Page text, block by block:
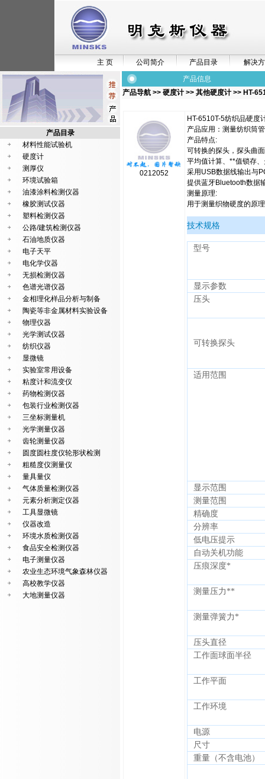
主 页 公司简介 产品目录 解决
产品目录
材料性能试验机
硬度计
测厚仪
环境试验箱
油漆涂料检测仪器
橡胶测试仪器
塑料检测仪器
公路/建筑检测仪器
石油地质仪器
电子天平
电化学仪器
无损检测仪器
色谱光谱仪器
金相理化样品分析与制备
陶瓷等非金属材料实验设备
物理仪器
光学测试仪器
纺织仪器
显微镜
实验室常用设备
粘度计和流变仪
药物检测仪器
包装行业检测仪器
三坐标测量机
光学测量仪器
齿轮测量仪器
圆度圆柱度仪轮形状检测
粗糙度仪测量仪
量具量仪
气体质量检测仪器
元素分析测定仪器
工具显微镜
仪器改造
环境水质检测仪器
食品安全检测仪器
电子测量仪器
农业生态环境气象森林仪器
高校教学仪器
大地测量仪器
产品信息
产品导航 >> 硬度计 >> 其他硬度计 >> HT-
0212052
HT-6510T-5纺织品硬度
产品应用：测量纺织筒
产品特点:
可转换的探头，探头曲
平均值计算、**值锁存
采用USB数据线输出与
提供蓝牙Bluetooth数据
测量原理:
用于测量织物硬度的原
技术规格
型号
显示参数
压头
可转换探头
适用范围
显示范围
测量范围
精确度
分辨率
低电压提示
自动关机功能
压痕深度*
测量压力**
测量弹簧力*
压头直径
工作面球面半径
工作平面
工作环境
电源
尺寸
重量（不含电池）